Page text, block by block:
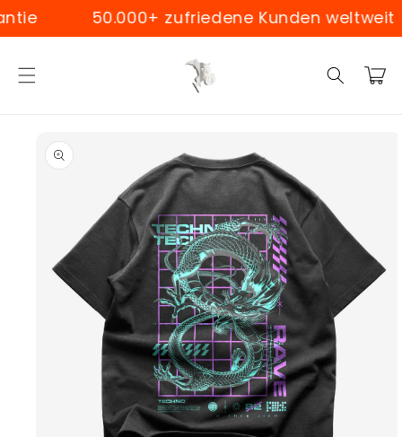
Skip to
content
50.000+ zufriedene Kunden weltweit
Cart
product
information